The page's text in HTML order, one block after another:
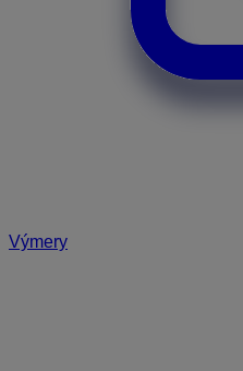
Výmery